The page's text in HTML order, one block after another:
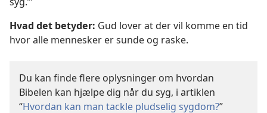
Hvad det betyder: Gud lover at der vil komme en tid
hvor alle mennesker er sunde og raske.
Du kan finde flere oplysninger om hvordan
Bibelen kan hjælpe dig når du syg, i artiklen
“Hvordan kan man tackle pludselig sygdom?”